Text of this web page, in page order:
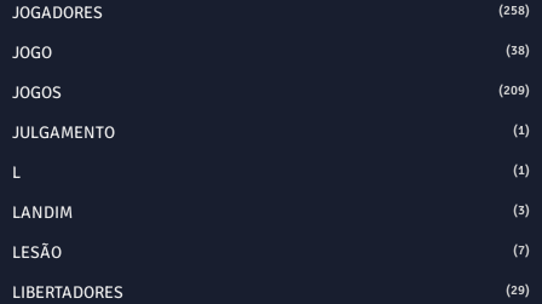
JOGADORES (258)
JOGO (38)
JOGOS (209)
JULGAMENTO (1)
L (1)
LANDIM (3)
LESÃO (7)
LIBERTADORES (29)